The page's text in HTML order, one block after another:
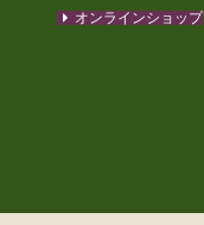
オンラインショップ